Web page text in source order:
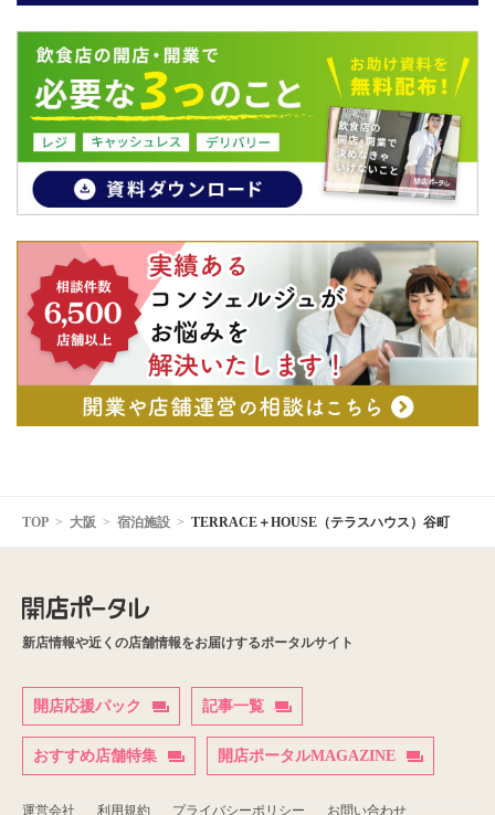
TOP 大阪 宿泊施設 TERRACE＋HOUSE（テラスハウス）谷町
新店情報や近くの店舗情報をお届けするポータルサイト
開店応援パック 記事一覧
おすすめ店舗特集 開店ポータルMAGAZINE
運営会社 利用規約 プライバシーポリシー お問い合わせ